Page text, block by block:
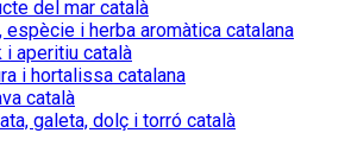
del mar català
espècie i herba aromàtica catalana
i aperitiu català
i hortalissa catalana
català
galeta, dolç i torró català